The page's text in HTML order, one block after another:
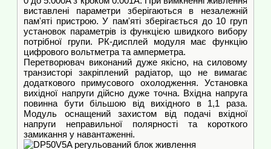
виставлені параметри зберігаються в незалежній
пам'яті пристрою. У пам'яті зберігається до 10 груп
установок параметрів із функцією швидкого вибору
потрібної групи. РК-дисплей модуля має функцію
цифрового вольтметра та амперметра.
Перетворювач виконаний дуже якісно, ​​на силовому
транзисторі закріплений радіатор, що не вимагає
додаткового примусового охолодження. Установка
вихідної напруги дійсно дуже точна. Вхідна напруга
повинна бути більшою від вихідного в 1,1 раза.
Модуль оснащений захистом від подачі вхідної
напруги неправильної полярності та короткого
замикання у навантаженні.